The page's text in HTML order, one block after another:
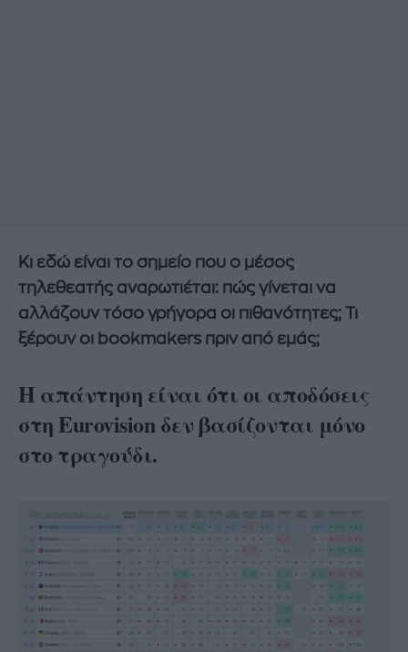
Κι εδώ είναι το σημείο που ο μέσος
τηλεθεατής αναρωτιέται: πώς γίνεται να
αλλάζουν τόσο γρήγορα οι πιθανότητες; Τι
ξέρουν οι bookmakers πριν από εμάς;
Η απάντηση είναι ότι οι αποδόσεις
στη Eurovision δεν βασίζονται μόνο
στο τραγούδι.